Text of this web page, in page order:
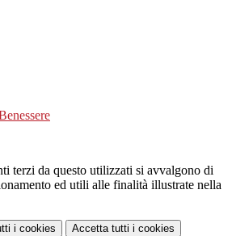
terzi da questo utilizzati si avvalgono di
ed utili alle finalità illustrate nella
i cookies Accetta tutti i cookies